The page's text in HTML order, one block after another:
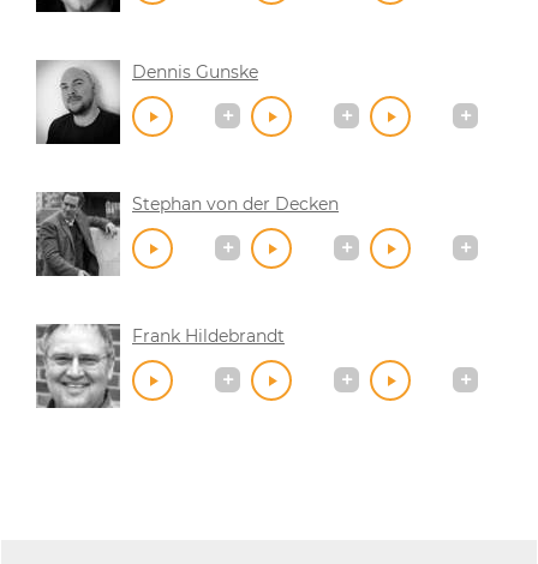
Dennis Gunske
Stephan von der Decken
Frank Hildebrandt